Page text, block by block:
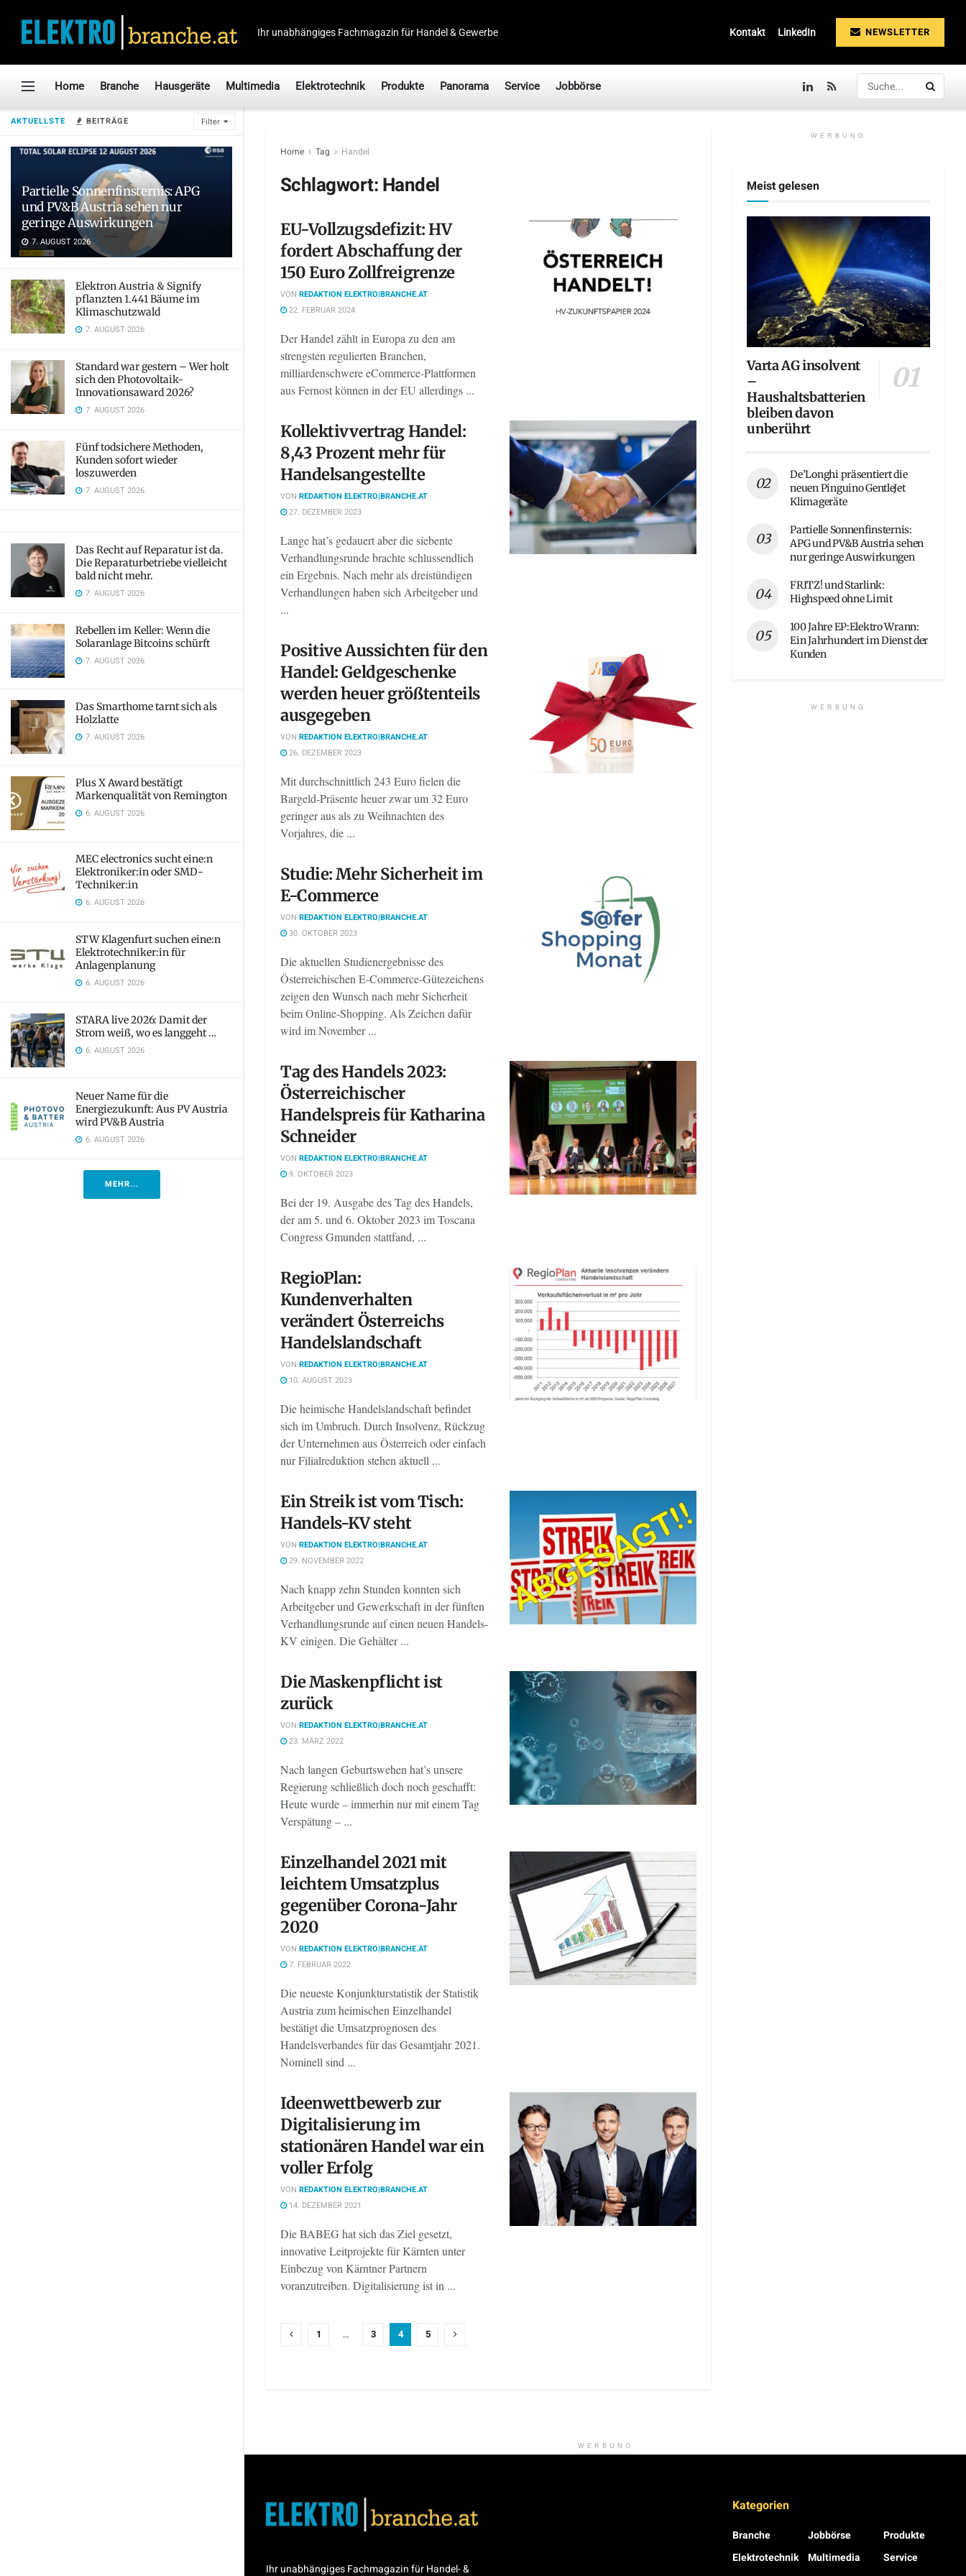
AKTUELLSTE BEITRÄGE Filter
Partielle Sonnenfinsternis: APG
und PV&B Austria sehen nur
geringe Auswirkungen
7. AUGUST 2026
Elektron Austria & Signify
pflanzten 1.441 Bäume im
Klimaschutzwald
7. AUGUST 2026
Standard war gestern – Wer holt
sich den Photovoltaik-
Innovationsaward 2026?
7. AUGUST 2026
Fünf todsichere Methoden,
Kunden sofort wieder
loszuwerden
7. AUGUST 2026
Das Recht auf Reparatur ist da.
Die Reparaturbetriebe vielleicht
bald nicht mehr.
7. AUGUST 2026
Rebellen im Keller: Wenn die
Solaranlage Bitcoins schürft
7. AUGUST 2026
Das Smarthome tarnt sich als
Holzlatte
7. AUGUST 2026
Plus X Award bestätigt
Markenqualität von Remington
6. AUGUST 2026
MEC electronics sucht eine:n
Elektroniker:in oder SMD-
Techniker:in
6. AUGUST 2026
STW Klagenfurt suchen eine:n
Elektrotechniker:in für
Anlagenplanung
6. AUGUST 2026
STARA live 2026: Damit der
Strom weiß, wo es langgeht …
6. AUGUST 2026
Neuer Name für die
Energiezukunft: Aus PV Austria
wird PV&B Austria
6. AUGUST 2026
MEHR...
Ihr unabhängiges Fachmagazin für Handel & Gewerbe Kontakt LinkedIn NEWSLETTER
Home Branche Hausgeräte Multimedia Elektrotechnik Produkte Panorama Service Jobbörse
Home Tag Handel
Schlagwort:Handel
EU-Vollzugsdefizit: HV
fordert Abschaffung der
150 Euro Zollfreigrenze
VON REDAKTION ELEKTRO|BRANCHE.AT
22. FEBRUAR 2024
Der Handel zählt in Europa zu den am
strengsten regulierten Branchen,
milliardenschwere eCommerce-Plattformen
aus Fernost können in der EU allerdings ...
Kollektivvertrag Handel:
8,43 Prozent mehr für
Handelsangestellte
VON REDAKTION ELEKTRO|BRANCHE.AT
27. DEZEMBER 2023
Lange hat’s gedauert aber die siebente
Verhandlungsrunde brachte schlussendlich
ein Ergebnis. Nach mehr als dreistündigen
Verhandlungen haben sich Arbeitgeber und
...
Positive Aussichten für den
Handel: Geldgeschenke
werden heuer größtenteils
ausgegeben
VON REDAKTION ELEKTRO|BRANCHE.AT
26. DEZEMBER 2023
Mit durchschnittlich 243 Euro fielen die
Bargeld-Präsente heuer zwar um 32 Euro
geringer aus als zu Weihnachten des
Vorjahres, die ...
Studie: Mehr Sicherheit im
E-Commerce
VON REDAKTION ELEKTRO|BRANCHE.AT
30. OKTOBER 2023
Die aktuellen Studienergebnisse des
Österreichischen E-Commerce-Gütezeichens
zeigen den Wunsch nach mehr Sicherheit
beim Online-Shopping. Als Zeichen dafür
wird im November ...
Tag des Handels 2023:
Österreichischer
Handelspreis für Katharina
Schneider
VON REDAKTION ELEKTRO|BRANCHE.AT
9. OKTOBER 2023
Bei der 19. Ausgabe des Tag des Handels,
der am 5. und 6. Oktober 2023 im Toscana
Congress Gmunden stattfand, ...
RegioPlan:
Kundenverhalten
verändert Österreichs
Handelslandschaft
VON REDAKTION ELEKTRO|BRANCHE.AT
10. AUGUST 2023
Die heimische Handelslandschaft befindet
sich im Umbruch. Durch Insolvenz, Rückzug
der Unternehmen aus Österreich oder einfach
nur Filialreduktion stehen aktuell ...
Ein Streik ist vom Tisch:
Handels-KV steht
VON REDAKTION ELEKTRO|BRANCHE.AT
29. NOVEMBER 2022
Nach knapp zehn Stunden konnten sich
Arbeitgeber und Gewerkschaft in der fünften
Verhandlungsrunde auf einen neuen Handels-
KV einigen. Die Gehälter ...
Die Maskenpflicht ist
zurück
VON REDAKTION ELEKTRO|BRANCHE.AT
23. MÄRZ 2022
Nach langen Geburtswehen hat’s unsere
Regierung schließlich doch noch geschafft:
Heute wurde – immerhin nur mit einem Tag
Verspätung – ...
Einzelhandel 2021 mit
leichtem Umsatzplus
gegenüber Corona-Jahr
2020
VON REDAKTION ELEKTRO|BRANCHE.AT
7. FEBRUAR 2022
Die neueste Konjunkturstatistik der Statistik
Austria zum heimischen Einzelhandel
bestätigt die Umsatzprognosen des
Handelsverbandes für das Gesamtjahr 2021.
Nominell sind ...
Ideenwettbewerb zur
Digitalisierung im
stationären Handel war ein
voller Erfolg
VON REDAKTION ELEKTRO|BRANCHE.AT
14. DEZEMBER 2021
Die BABEG hat sich das Ziel gesetzt,
innovative Leitprojekte für Kärnten unter
Einbezug von Kärntner Partnern
voranzutreiben. Digitalisierung ist in ...
1 … 3 4 5
WERBUNG
Meist gelesen
Varta AG insolvent
–
Haushaltsbatterien
bleiben davon
unberührt
De’Longhi präsentiert die
neuen Pinguino GentleJet
Klimageräte
Partielle Sonnenfinsternis:
APG und PV&B Austria sehen
nur geringe Auswirkungen
FRITZ! und Starlink:
Highspeed ohne Limit
100 Jahre EP:Elektro Wrann:
Ein Jahrhundert im Dienst der
Kunden
WERBUNG
WERBUNG
Ihr unabhängiges Fachmagazin für Handel- &
Kategorien
Branche
Elektrotechnik
Jobbörse
Multimedia
Produkte
Service